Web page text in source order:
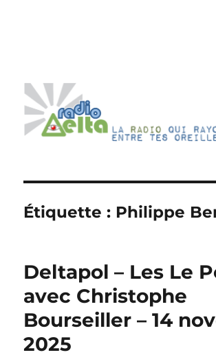
Étiquette : Philippe
Deltapol – Les Le
avec Christophe
Bourseiller – 14
2025